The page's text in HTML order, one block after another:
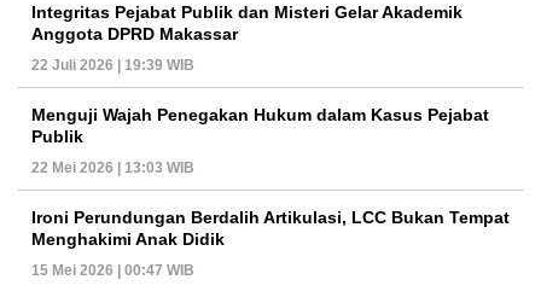
Integritas Pejabat Publik dan Misteri Gelar Akademik
Anggota DPRD Makassar
22 Juli 2026 | 19:39 WIB
Menguji Wajah Penegakan Hukum dalam Kasus Pejabat
Publik
22 Mei 2026 | 13:03 WIB
Ironi Perundungan Berdalih Artikulasi, LCC Bukan Tempat
Menghakimi Anak Didik
15 Mei 2026 | 00:47 WIB